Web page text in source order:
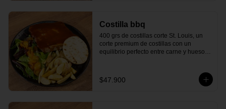
Costilla bbq
400 grs de costillas corte St. Louis, un
corte premium de costillas con un
equilibrio perfecto entre carne y hueso,
bañadas en nuestra deliciosa salsa BBQ
de la casa, que resalta su sabor. Con
$47.900